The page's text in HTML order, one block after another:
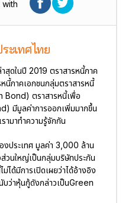
with
ะเทศไทย
สุดในปี 2019 ตราสารหนี้ภาค
นี้ภาคเอกชนกลุ่มตราสารหนี้
Bond) ตราสารหนี้เพื่อ
มีมูลค่าการออกเพิ่มมากขึ้น
ามาทำความรู้จักกัน
ประเทศ มูลค่า 3,000 ล้าน
วนใหญ่เป็นกลุ่มบริษัทประกัน
ด้มีการเปิดเผยว่าได้อ้างอิง
ว่าหุ้นกู้ดังกล่าวเป็นGreen